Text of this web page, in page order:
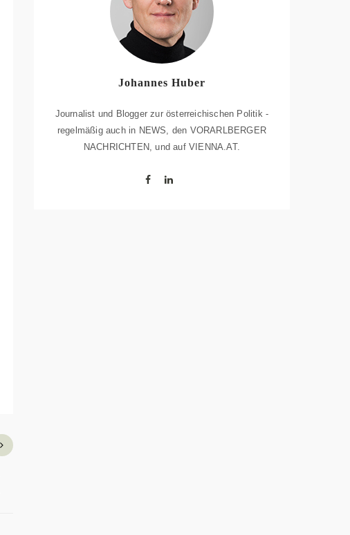
Johannes Huber
Journalist und Blogger zur österreichischen Politik -
regelmäßig auch in NEWS, den VORARLBERGER
NACHRICHTEN, und auf VIENNA.AT.